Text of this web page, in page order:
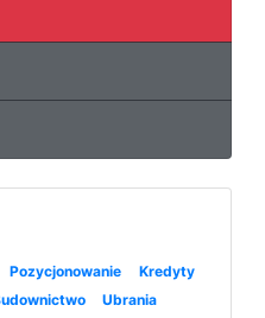
Pozycjonowanie
Kredyty
Ubrania